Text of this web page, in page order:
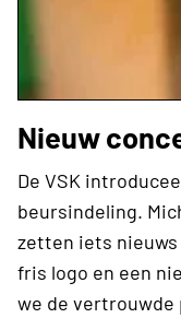
Nieuw
De VSK
beursindeling.
zetten iets nieuws
fris logo en een
we de